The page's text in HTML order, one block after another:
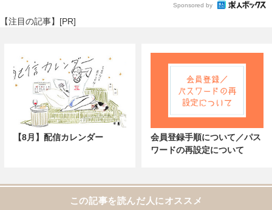
Sponsored by
【注目の記事】[PR]
【8月】配信カレンダー
会員登録手順について／パス
ワードの再設定について
この記事を読んだ人にオススメ